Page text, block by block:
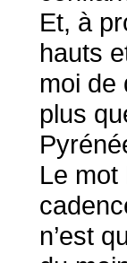
Et, à
hauts
moi de
plus
Le
n’est